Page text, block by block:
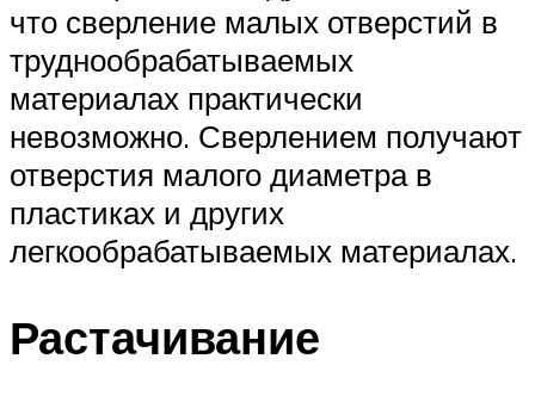
что сверление малых отверстий в
труднообрабатываемых
материалах практически
невозможно. Сверлением получают
отверстия малого диаметра в
пластиках и других
легкообрабатываемых материалах.
Растачивание